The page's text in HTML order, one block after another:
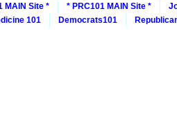
MAIN Site * * PRC101 MAIN Site *
101 Democrats101